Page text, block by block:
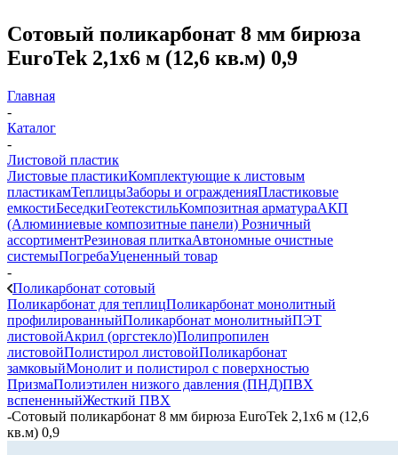
Сотовый поликарбонат 8 мм бирюза
EuroTek 2,1х6 м (12,6 кв.м) 0,9
Главная
-
Каталог
-
Листовой пластик
Листовые пластикиКомплектующие к листовым
пластикамТеплицыЗаборы и огражденияПластиковые
емкостиБеседкиГеотекстильКомпозитная арматураАКП
(Алюминиевые композитные панели) Розничный
ассортиментРезиновая плиткаАвтономные очистные
системыПогребаУцененный товар
-
Поликарбонат сотовый
Поликарбонат для теплицПоликарбонат монолитный
профилированныйПоликарбонат монолитныйПЭТ
листовойАкрил (оргстекло)Полипропилен
листовойПолистирол листовойПоликарбонат
замковыйМонолит и полистирол с поверхностью
ПризмаПолиэтилен низкого давления (ПНД)ПВХ
вспененныйЖесткий ПВХ
-Сотовый поликарбонат 8 мм бирюза EuroTek 2,1х6 м (12,6
кв.м) 0,9